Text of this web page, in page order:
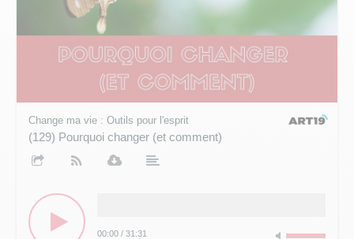
Change ma vie : Outils pour l'esprit
(129) Pourquoi changer (et comment)
00:00 / 31:31